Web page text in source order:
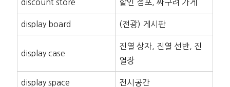
discount store 할인 점포, 싸구려 가게
display board (전광) 게시판
display case
진열 상자, 진열 선반, 진
열장
display space 전시공간